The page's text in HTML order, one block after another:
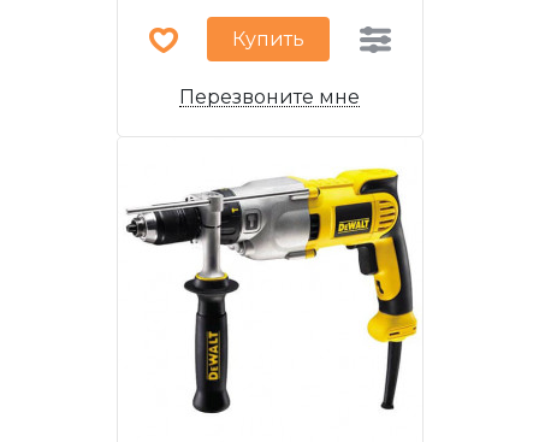
Купить
Перезвоните мне